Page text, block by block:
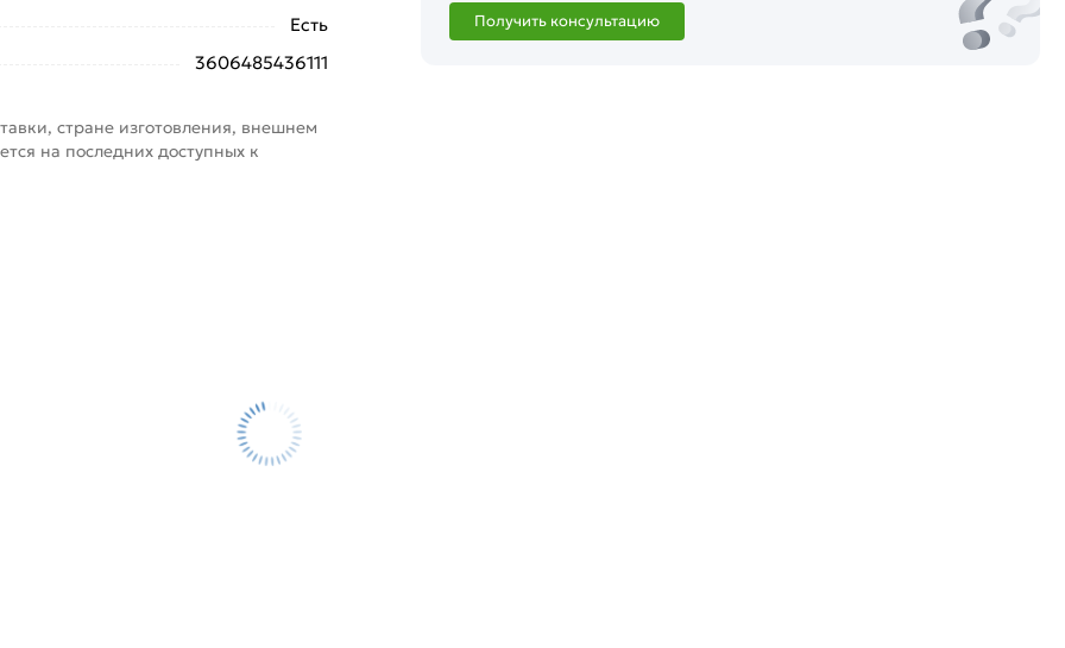
Есть
3606485436111
стране изготовления, внешнем
на последних доступных к
Получить консультацию